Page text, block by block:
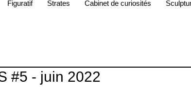
Figuratif Strates Cabinet de curiosités
#5 - juin 2022